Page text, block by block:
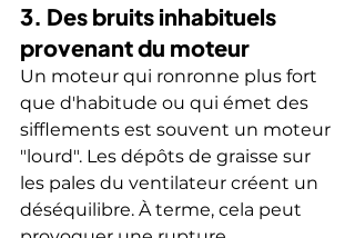
3. Des bruits inhabituels
provenant du moteur
Un moteur qui ronronne plus fort
que d'habitude ou qui émet des
sifflements est souvent un moteur
"lourd". Les dépôts de graisse sur
les pales du ventilateur créent un
déséquilibre. À terme, cela peut